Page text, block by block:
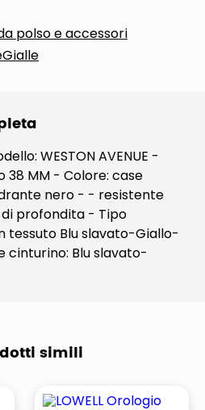
polso e accessori
WESTON AVENUE -
38 MM - Colore: case
nero - - resistente
profondita - Tipo
tessuto Blu slavato-Giallo-
cinturino: Blu slavato-
simili